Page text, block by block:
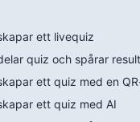
ett livequiz
quiz och spårar
ett quiz med en
ett quiz med AI